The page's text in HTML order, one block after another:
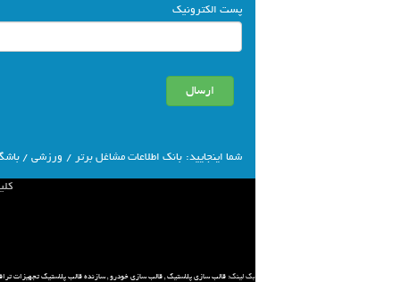
پست الکترونیک
شما اينجاييد: بانك اطلاعات مشاغل برتر / ورزشی/
بک لینک:قالب سازی پلاستیک,قالب سازی خودرو,سازنده قالب پلاستیک تجهیزات